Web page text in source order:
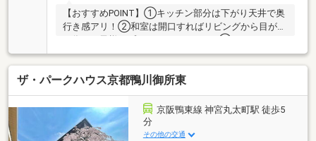
【おすすめPOINT】①キッチン部分は下がり天井で奥
行き感アリ！②和室は開口すればリビングから目が届
ワンフロアで生活が出来るため、バリアフリーで老後
も安心！【充実設備】キッチン新調/水回り新調/フロ
ーリング張替/クロス張替/畳表替え/給湯器交換…等
【周辺施設】・阪急松尾大社駅…歩8分 ・梅津小学
校…歩8分 ・フレスコ…歩8分・フレンドマート…歩11
分 ・スギドラッグ…歩10分 ＼初めての方でも安
心！簡単ネット予約／【来場予約する】より、見学希
ザ・パークハウス京都鴨川御所東
京阪鴨東線 神宮丸太町駅 徒歩5
分
その他の交通